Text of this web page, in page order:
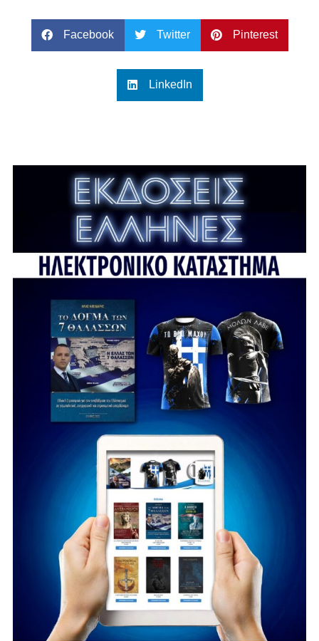
Facebook Twitter Pinterest
LinkedIn